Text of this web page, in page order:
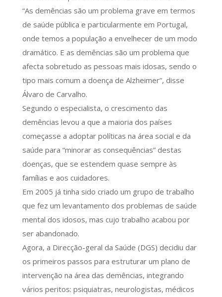
“As demências são um problema grave em termos
de saúde pública e particularmente em Portugal,
onde temos a população a envelhecer de um modo
dramático. E as demências são um problema que
afecta sobretudo as pessoas mais idosas, sendo o
tipo mais comum a doença de Alzheimer”, disse
Álvaro de Carvalho.
Segundo o especialista, o crescimento das
demências levou a que a maioria dos países
começasse a adoptar políticas na área social e da
saúde para “minorar as consequências” destas
doenças, que se estendem quase sempre às
famílias e aos cuidadores.
Em 2005 já tinha sido criado um grupo de trabalho
que fez um levantamento dos problemas de saúde
mental dos idosos, mas cujo trabalho acabou por
ser abandonado.
Agora, a Direcção-geral da Saúde (DGS) decidiu dar
os primeiros passos para estruturar um plano de
intervenção na área das demências, integrando
vários peritos: psiquiatras, neurologistas, médicos